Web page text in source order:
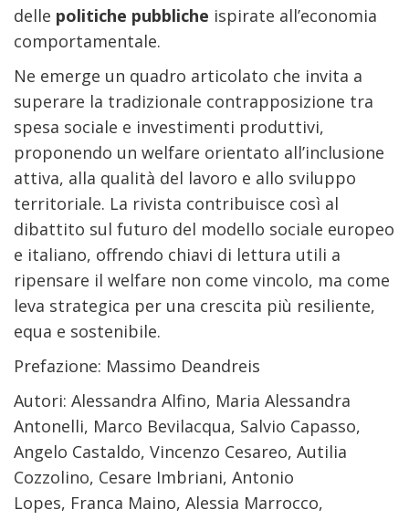
delle politiche pubbliche ispirate all’economia
comportamentale.
Ne emerge un quadro articolato che invita a
superare la tradizionale contrapposizione tra
spesa sociale e investimenti produttivi,
proponendo un welfare orientato all’inclusione
attiva, alla qualità del lavoro e allo sviluppo
territoriale. La rivista contribuisce così al
dibattito sul futuro del modello sociale europeo
e italiano, offrendo chiavi di lettura utili a
ripensare il welfare non come vincolo, ma come
leva strategica per una crescita più resiliente,
equa e sostenibile.
Prefazione: Massimo Deandreis
Autori: Alessandra Alfino, Maria Alessandra
Antonelli, Marco Bevilacqua, Salvio Capasso,
Angelo Castaldo, Vincenzo Cesareo, Autilia
Cozzolino, Cesare Imbriani, Antonio
Lopes, Franca Maino, Alessia Marrocco,